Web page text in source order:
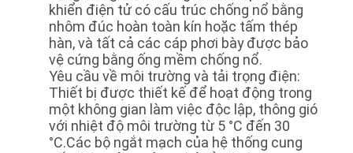
khiển điện tử có cấu trúc chống nổ bằng
nhôm đúc hoàn toàn kín hoặc tấm thép
hàn, và tất cả các cáp phơi bày được bảo
vệ cứng bằng ống mềm chống nổ.
Yêu cầu về môi trường và tải trọng điện:
Thiết bị được thiết kế để hoạt động trong
một không gian làm việc độc lập, thông gió
với nhiệt độ môi trường từ 5 °C đến 30
°C.Các bộ ngắt mạch của hệ thống cung